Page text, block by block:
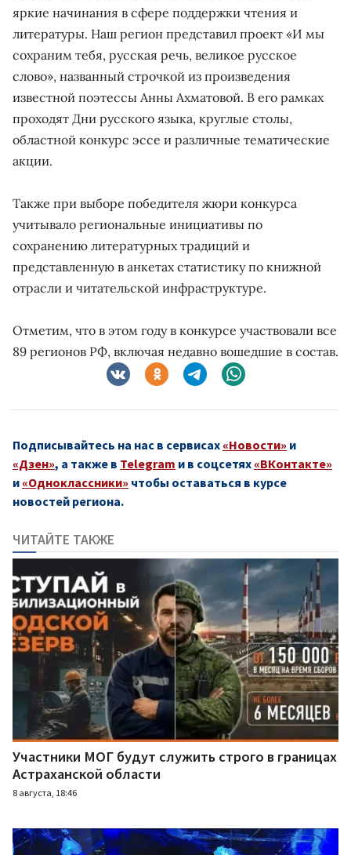
яркие начинания в сфере поддержки чтения и
литературы. Наш регион представил проект «И мы
сохраним тебя, русская речь, великое русское
слово», названный строчкой из произведения
известной поэтессы Анны Ахматовой. В его рамках
проходят Дни русского языка, круглые столы,
областной конкурс эссе и различные тематические
акции.
Также при выборе победителя жюри конкурса
учитывало региональные инициативы по
сохранению литературных традиций и
представленную в анкетах статистику по книжной
отрасли и читательской инфраструктуре.
Отметим, что в этом году в конкурсе участвовали все
89 регионов РФ, включая недавно вошедшие в состав.
Подписывайтесь на нас в сервисах «Новости» и
«Дзен», а также в Telegram и в соцсетях «ВКонтакте»
и «Одноклассники» чтобы оставаться в курсе
новостей региона.
ЧИТАЙТЕ ТАКЖЕ
Участники МОГ будут служить строго в границах
Астраханской области
8 августа, 18:46